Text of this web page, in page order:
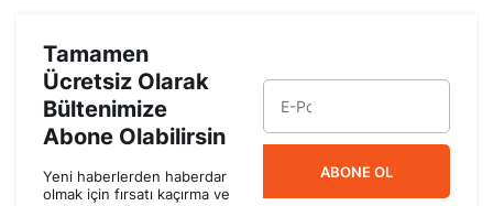
Tamamen
Ücretsiz Olarak
Bültenimize
Abone Olabilirsin
Yeni haberlerden haberdar
olmak için fırsatı kaçırma ve
ABONE OL